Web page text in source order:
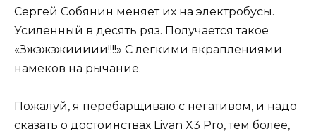
Сергей Собянин меняет их на электробусы.
Усиленный в десять ряз. Получается такое
«Зжзжзжиииии!!!!» С легкими вкраплениями
намеков на рычание.
Пожалуй, я перебарщиваю с негативом, и надо
сказать о достоинствах Livan X3 Pro, тем более,